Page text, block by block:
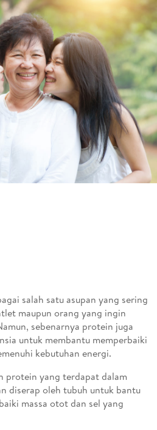
salah satu asupan yang sering
maupun orang yang ingin
sebenarnya protein juga
untuk membantu memperbaiki
kebutuhan energi.
protein yang terdapat dalam
diserap oleh tubuh untuk bantu
massa otot dan sel yang